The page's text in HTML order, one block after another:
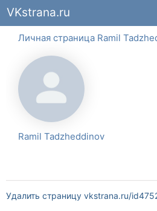
VKstrana.ru
Личная страница Ramil
Ramil Tadzheddinov
Удалить страницу vkstrana.ru/